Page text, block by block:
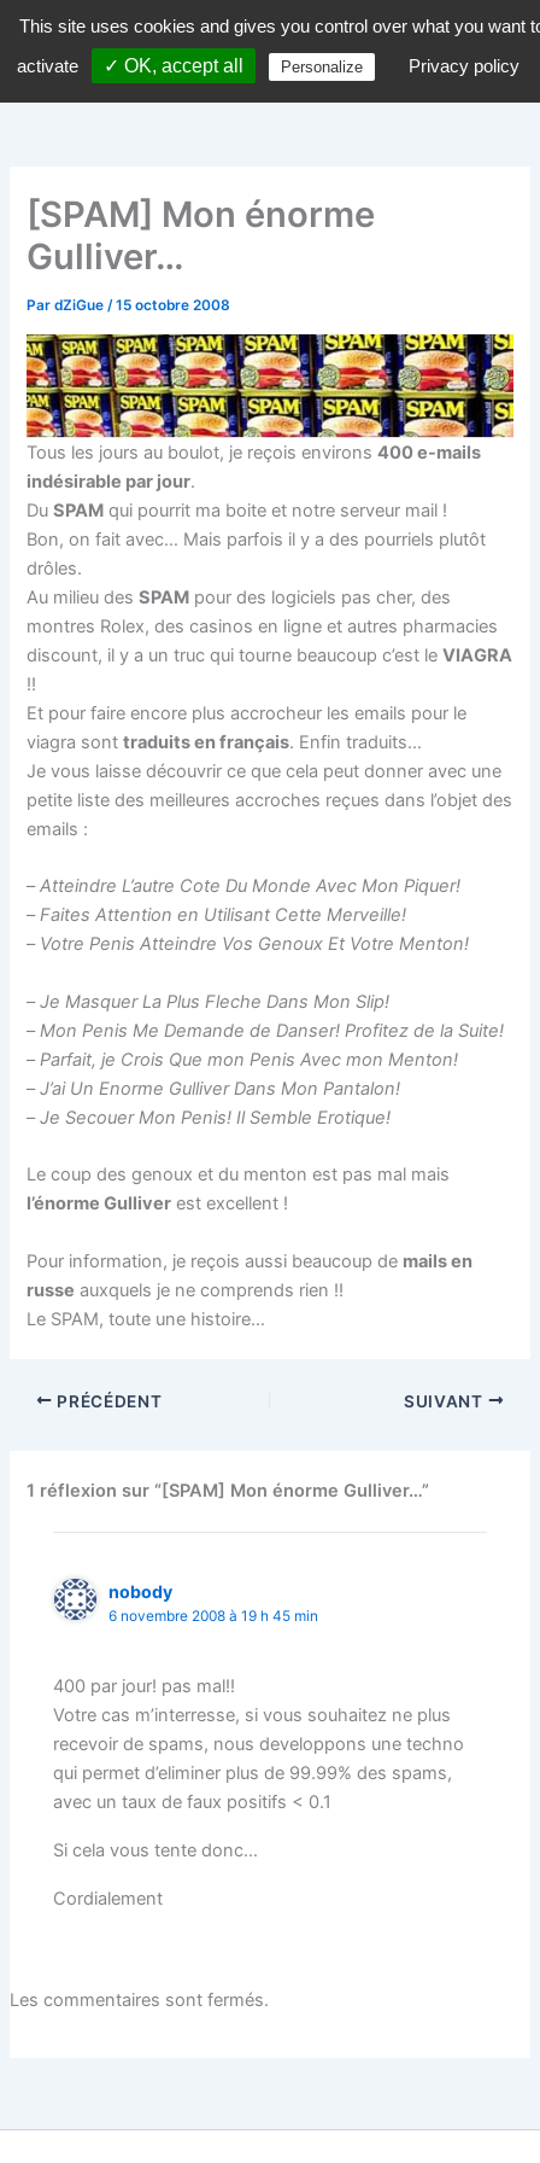
contenu
dZiGue
[SPAM] Mon énorme
Gulliver…
PardZiGue/15 octobre 2008
Tous les jours au boulot, je reçois environs400 e-mails
indésirable par jour.
DuSPAM qui pourrit ma boite et notre serveur mail !
Bon, on fait avec… Mais parfois il y a des pourriels plutôt
drôles.
Au milieu desSPAM pour des logiciels pas cher, des
montres Rolex, des casinos en ligne et autres pharmacies
discount, il y a un truc qui tourne beaucoup c’est leVIAGRA
!!
Et pour faire encore plus accrocheur les emails pour le
viagra sonttraduits en français. Enfin traduits…
Je vous laisse découvrir ce que cela peut donner avec une
petite liste des meilleures accroches reçues dans l’objet des
emails :
–Atteindre L’autre Cote Du Monde Avec Mon Piquer!
–Faites Attention en Utilisant Cette Merveille!
– Votre Penis Atteindre Vos Genoux Et Votre Menton!
–Je Masquer La Plus Fleche Dans Mon Slip!
–Mon Penis Me Demande de Danser! Profitez de la Suite!
–Parfait, je Crois Que mon Penis Avec mon Menton!
–J’ai Un Enorme Gulliver Dans Mon Pantalon!
–Je Secouer Mon Penis! Il Semble Erotique!
Le coup des genoux et du menton est pas mal mais
l’énorme Gulliver est excellent !
Pour information, je reçois aussi beaucoup de mails en
russe auxquels je ne comprends rien !!
Le SPAM, toute une histoire…
PRÉCÉDENT SUIVANT
1 réflexion sur “[SPAM] Mon énorme Gulliver…”
nobody
6 novembre 2008 à 19 h 45 min
400 par jour! pas mal!!
Votre cas m’interresse, si vous souhaitez ne plus
recevoir de spams, nous developpons une techno
qui permet d’eliminer plus de 99.99% des spams,
avec un taux de faux positifs < 0.1
Si cela vous tente donc…
Cordialement
Les commentaires sont fermés.
This site uses cookies and gives you control over what you want
activate
✓ OK, accept all Personalize Privacy policy